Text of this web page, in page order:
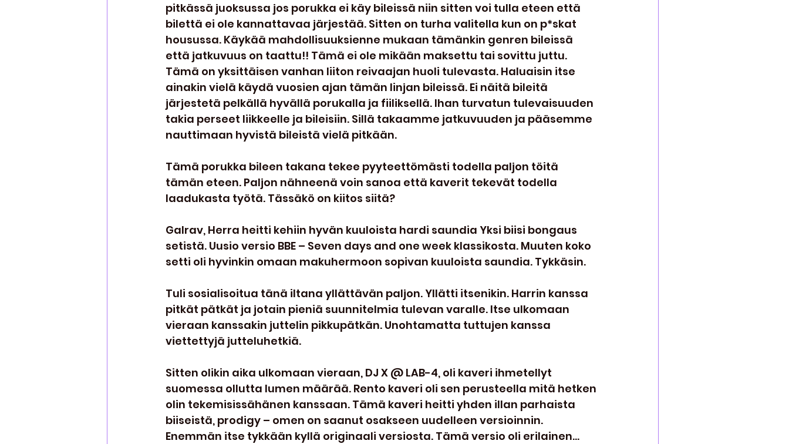
pitkässä juoksussa jos porukka ei käy bileissä niin sitten voi tulla eteen että
bilettä ei ole kannattavaa järjestää. Sitten on turha valitella kun on p*skat
housussa. Käykää mahdollisuuksienne mukaan tämänkin genren bileissä
että jatkuvuus on taattu!! Tämä ei ole mikään maksettu tai sovittu juttu.
Tämä on yksittäisen vanhan liiton reivaajan huoli tulevasta. Haluaisin itse
ainakin vielä käydä vuosien ajan tämän linjan bileissä. Ei näitä bileitä
järjestetä pelkällä hyvällä porukalla ja fiiliksellä. Ihan turvatun tulevaisuuden
takia perseet liikkeelle ja bileisiin. Sillä takaamme jatkuvuuden ja pääsemme
nauttimaan hyvistä bileistä vielä pitkään.
Tämä porukka bileen takana tekee pyyteettömästi todella paljon töitä
tämän eteen. Paljon nähneenä voin sanoa että kaverit tekevät todella
laadukasta työtä. Tässäkö on kiitos siitä?
Galrav, Herra heitti kehiin hyvän kuuloista hardi saundia Yksi biisi bongaus
setistä. Uusio versio BBE – Seven days and one week klassikosta. Muuten koko
setti oli hyvinkin omaan makuhermoon sopivan kuuloista saundia. Tykkäsin.
Tuli sosialisoitua tänä iltana yllättävän paljon. Yllätti itsenikin. Harrin kanssa
pitkät pätkät ja jotain pieniä suunnitelmia tulevan varalle. Itse ulkomaan
vieraan kanssakin juttelin pikkupätkän. Unohtamatta tuttujen kanssa
viettettyjä jutteluhetkiä.
Sitten olikin aika ulkomaan vieraan, DJ X @ LAB-4, oli kaveri ihmetellyt
suomessa ollutta lumen määrää. Rento kaveri oli sen perusteella mitä hetken
olin tekemisissähänen kanssaan. Tämä kaveri heitti yhden illan parhaista
biiseistä, prodigy – omen on saanut osakseen uudelleen versioinnin.
Enemmän itse tykkään kyllä originaali versiosta. Tämä versio oli erilainen...